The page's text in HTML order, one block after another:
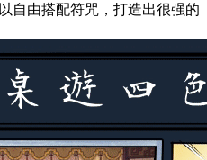
自由搭配符咒，打造出很强的